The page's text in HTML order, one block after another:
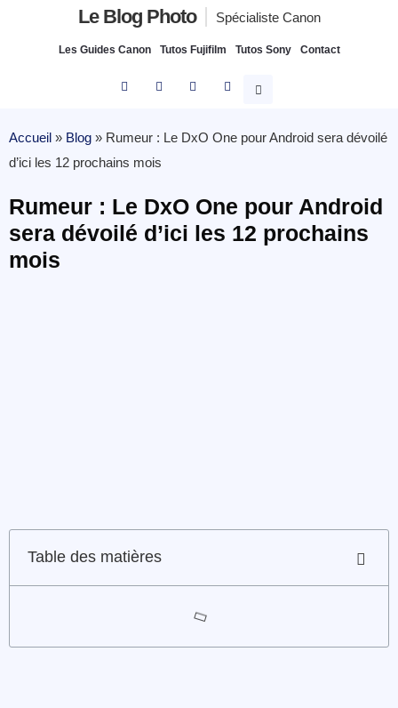
Le Blog Photo Spécialiste Canon
Les Guides Canon Tutos Fujifilm Tutos Sony Contact
Accueil » Blog » Rumeur : Le DxO One pour Android sera dévoilé
d’ici les 12 prochains mois
Rumeur : Le DxO One pour Android
sera dévoilé d’ici les 12 prochains
mois
Table des matières